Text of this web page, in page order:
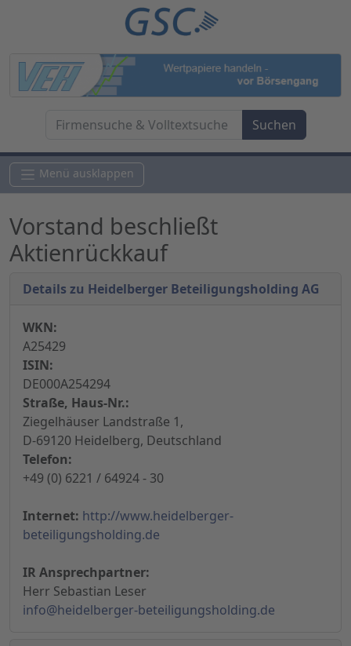
Menü ausklappen
Vorstand beschließt
Aktienrückkauf
Details zu Heidelberger Beteiligungsholding AG
WKN:
A25429
ISIN:
DE000A254294
Straße, Haus-Nr.:
Ziegelhäuser Landstraße 1,
D-69120 Heidelberg, Deutschland
Telefon:
+49 (0) 6221 / 64924 - 30
Internet: http://www.heidelberger-
beteiligungsholding.de
IR Ansprechpartner:
Herr Sebastian Leser
info@heidelberger-beteiligungsholding.de